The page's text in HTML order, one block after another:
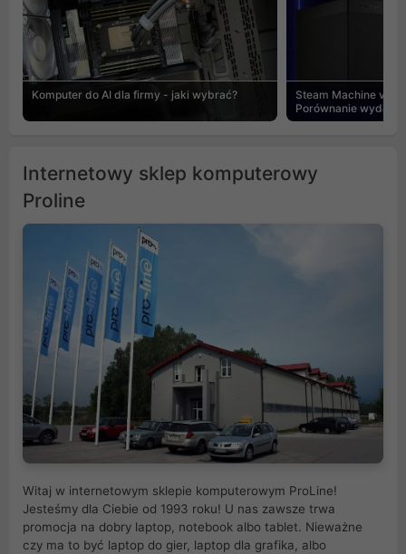
Komputer do AI dla firmy - jaki wybrać?
Steam Machine vs
Porównanie
Internetowy sklep komputerowy
Proline
Witaj w internetowym sklepie komputerowym ProLine!
Jesteśmy dla Ciebie od 1993 roku! U nas zawsze trwa
promocja na dobry laptop, notebook albo tablet. Nieważne
czy ma to być laptop do gier, laptop dla grafika, albo